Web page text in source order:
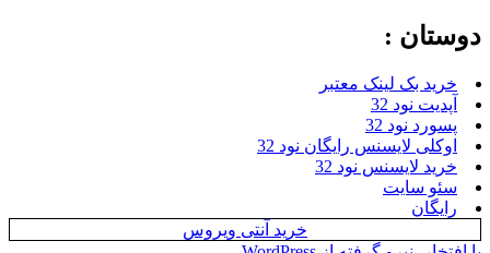
دوستان :
خرید بک لینک معتبر
آپدیت نود 32
پسورد نود 32
اوکلی لایسنس رایگان نود 32
خرید لایسنس نود 32
سئو سایت
رایگان
خرید آنتی ویروس